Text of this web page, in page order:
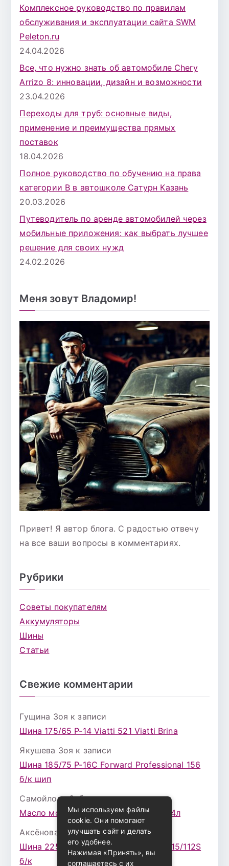
Комплексное руководство по правилам
обслуживания и эксплуатации сайта SWM
Peleton.ru
24.04.2026
Все, что нужно знать об автомобиле Chery
Arrizo 8: инновации, дизайн и возможности
23.04.2026
Переходы для труб: основные виды,
применение и преимущества прямых
поставок
18.04.2026
Полное руководство по обучению на права
категории B в автошколе Сатурн Казань
20.03.2026
Путеводитель по аренде автомобилей через
мобильные приложения: как выбрать лучшее
решение для своих нужд
24.02.2026
Меня зовут Владомир!
Привет! Я автор блога. С радостью отвечу
на все ваши вопросы в комментариях.
Рубрики
Советы покупателям
Аккумуляторы
Шины
Статьи
Свежие комментарии
Гущина Зоя к записи
Шина 175/65 Р-14 Viatti 521 Viatti Brina
Якушева Зоя к записи
Шина 185/75 Р-16С Forward Professional 156
б/к шип
Самойлова Забавак записи
Масло моторное ZIC X7 (A+) 10W30 4л
Аксёнова Адельк записи
Шина 225/75 Р-16 Nokian Rotiva HT 115/112S
б/к
Мы используем файлы
cookie. Они помогают
улучшать сайт и делать
его удобнее.
Нажимая «Принять», вы
соглашаетесь с их